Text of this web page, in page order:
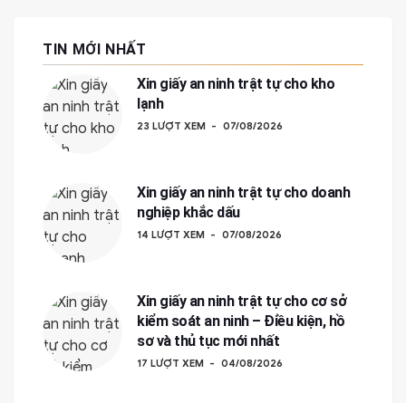
TIN MỚI NHẤT
Xin giấy an ninh trật tự cho kho
lạnh
23 LƯỢT XEM 07/08/2026
Xin giấy an ninh trật tự cho doanh
nghiệp khắc dấu
14 LƯỢT XEM 07/08/2026
Xin giấy an ninh trật tự cho cơ sở
kiểm soát an ninh – Điều kiện, hồ
sơ và thủ tục mới nhất
17 LƯỢT XEM 04/08/2026